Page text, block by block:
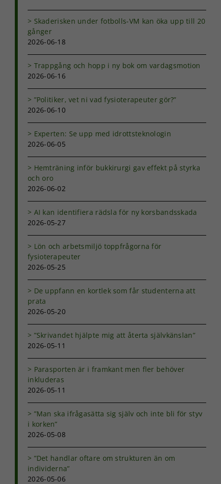
Skaderisken under fotbolls-VM kan öka upp till 20
gånger
2026-06-18
Trappgång och hopp i ny bok om vardagsmotion
2026-06-16
”Politiker, vet ni vad fysioterapeuter gör?”
2026-06-10
Experten: Se upp med idrottsteknologin
2026-06-05
Hemträning inför bukkirurgi gav effekt på styrka
och oro
2026-06-02
AI kan identifiera rädsla för ny korsbandsskada
2026-05-27
Lön och arbetsmiljö toppfrågorna för
fysioterapeuter
2026-05-25
De uppfann en kortlek som får studenterna att
prata
2026-05-20
”Skrivandet hjälpte mig att återta självkänslan”
2026-05-11
Parasporten är i framkant men fler behöver
inkluderas
2026-05-11
”Man ska ifrågasätta sig själv och inte bli för styv
i korken”
2026-05-08
”Det handlar oftare om strukturen än om
individerna”
2026-05-06
Dessa kakor
går inte att
över huvud
hemsidans